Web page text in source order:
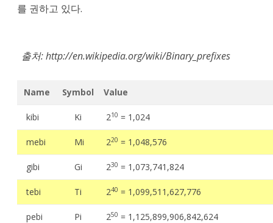
를 권하고 있다.
출처: http://en.wikipedia.org/wiki/Binary_prefixes
Name Symbol Value
kibi Ki 210 = 1,024
mebi Mi 220 = 1,048,576
gibi Gi 230 = 1,073,741,824
tebi Ti 240 = 1,099,511,627,776
pebi Pi 250 = 1,125,899,906,842,624